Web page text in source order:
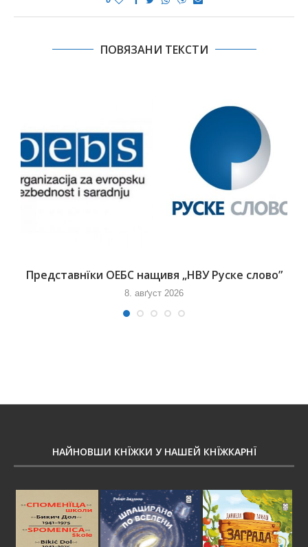
ПОВЯЗАНИ ТЕКСТИ
Представнїки ОЕБС нащивя „НВУ Руске слово”
8. авґуст 2026
НАЙНОВШИ КНЇЖКИ У НАШЕЙ КНЇЖКАРНЇ